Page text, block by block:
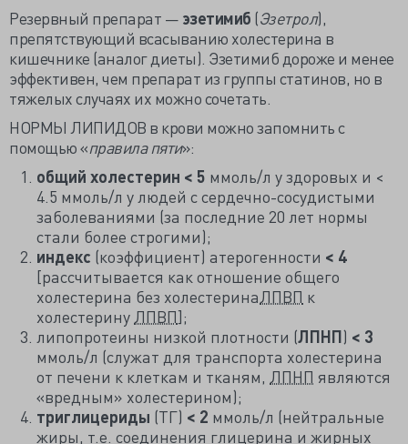
Резервный препарат — эзетимиб (Эзетрол),
препятствующий всасыванию холестерина в
кишечнике (аналог диеты). Эзетимиб дороже и менее
эффективен, чем препарат из группы статинов, но в
тяжелых случаях их можно сочетать.
НОРМЫ ЛИПИДОВ в крови можно запомнить с
помощью «правила пяти»:
общий холестерин < 5 ммоль/л у здоровых и <
4.5 ммоль/л у людей с сердечно-сосудистыми
заболеваниями (за последние 20 лет нормы
стали более строгими);
индекс (коэффициент) атерогенности < 4
[рассчитывается как отношение общего
холестерина без холестеринаЛПВП к
холестерину ЛПВП];
липопротеины низкой плотности (ЛПНП) < 3
ммоль/л (служат для транспорта холестерина
от печени к клеткам и тканям, ЛПНП являются
«вредным» холестерином);
триглицериды (ТГ) < 2 ммоль/л (нейтральные
жиры, т.е. соединения глицерина и жирных